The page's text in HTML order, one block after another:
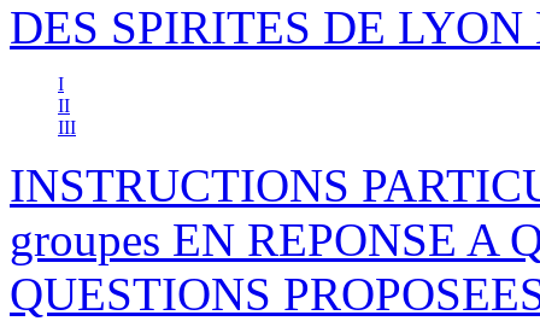
DES SPIRITES DE
I
II
III
INSTRUCTIONS
groupes EN REPONSE A
QUESTIONS